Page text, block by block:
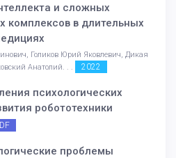
и сложных
комплексов в длительных
Голиков Юрий Яковлевич, Дикая
Анатолий. . .
2022
психологических
робототехники
проблемы